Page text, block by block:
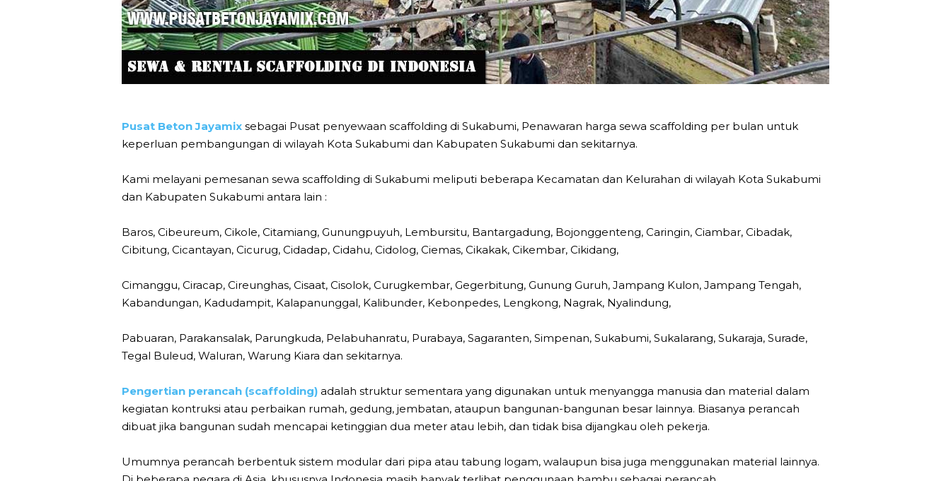
Pusat Beton Jayamix sebagai Pusat penyewaan scaffolding di Sukabumi, Penawaran harga sewa scaffolding per bulan untuk
keperluan pembangungan di wilayah Kota Sukabumi dan Kabupaten Sukabumi dan sekitarnya.
Kami melayani pemesanan sewa scaffolding di Sukabumi meliputi beberapa Kecamatan dan Kelurahan di wilayah Kota Sukabumi
dan Kabupaten Sukabumi antara lain :
Baros, Cibeureum, Cikole, Citamiang, Gunungpuyuh, Lembursitu, Bantargadung, Bojonggenteng, Caringin, Ciambar, Cibadak,
Cibitung, Cicantayan, Cicurug, Cidadap, Cidahu, Cidolog, Ciemas, Cikakak, Cikembar, Cikidang,
Cimanggu, Ciracap, Cireunghas, Cisaat, Cisolok, Curugkembar, Gegerbitung, Gunung Guruh, Jampang Kulon, Jampang Tengah,
Kabandungan, Kadudampit, Kalapanunggal, Kalibunder, Kebonpedes, Lengkong, Nagrak, Nyalindung,
Pabuaran, Parakansalak, Parungkuda, Pelabuhanratu, Purabaya, Sagaranten, Simpenan, Sukabumi, Sukalarang, Sukaraja, Surade,
Tegal Buleud, Waluran, Warung Kiara dan sekitarnya.
Pengertian perancah (scaffolding) adalah struktur sementara yang digunakan untuk menyangga manusia dan material dalam
kegiatan kontruksi atau perbaikan rumah, gedung, jembatan, ataupun bangunan-bangunan besar lainnya. Biasanya perancah
dibuat jika bangunan sudah mencapai ketinggian dua meter atau lebih, dan tidak bisa dijangkau oleh pekerja.
Umumnya perancah berbentuk sistem modular dari pipa atau tabung logam, walaupun bisa juga menggunakan material lainnya.